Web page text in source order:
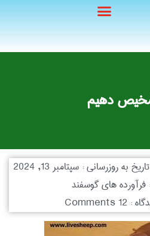
دهیم
تاریخ به روزرسانی :سپتامبر 13, 2024
فرآورده های گوسفند
:
12 Comments